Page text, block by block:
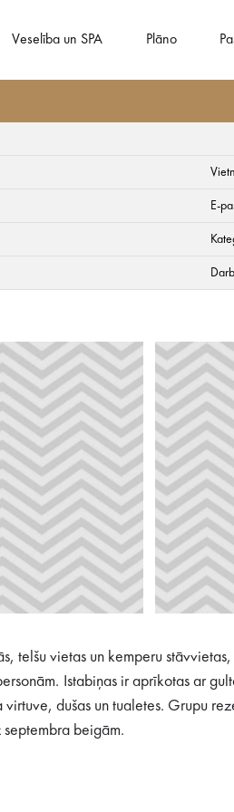
Veselība un SPA Plāno
E-
telšu vietas un kemperu
Istabiņas ir aprīkotas ar
dušas un tualetes. Grupu
beigām.